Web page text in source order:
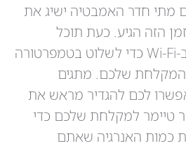
מתי חדר האמבטיה ישיג את
הזה הגיע. כעת תוכל
להשתמש ב-Wi-Fi כדי לשלוט בטמפרטורה
שלכם. מתגים
לכם להגדיר מראש את
טיימר למקלחת שלכם כדי
כמות האנרגיה שאתם